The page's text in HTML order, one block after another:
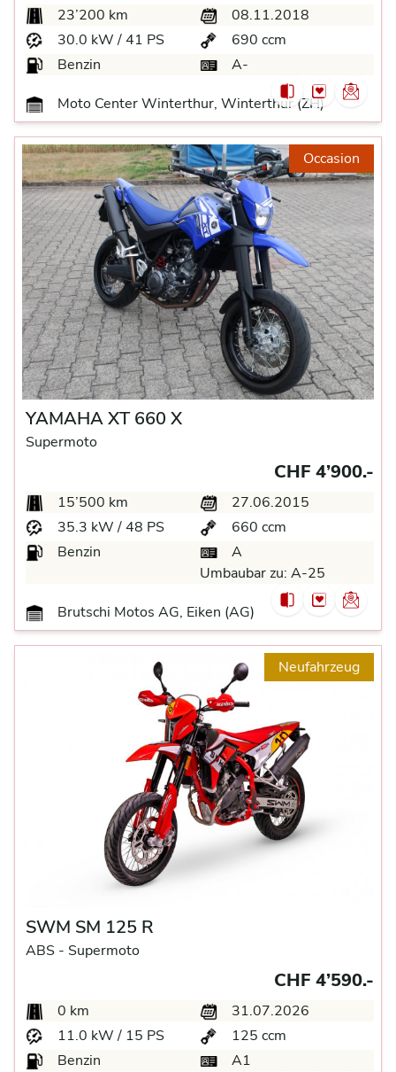
23’200 km
08.11.2018
30.0 kW / 41 PS
690 ccm
Benzin
A-
Moto Center Winterthur, Winterthur (ZH)
Occasion
YAMAHA XT 660 X
Supermoto
CHF 4’900.-
15’500 km
27.06.2015
35.3 kW / 48 PS
660 ccm
Benzin
A
Umbaubar zu: A-25
Brutschi Motos AG, Eiken (AG)
Neufahrzeug
SWM SM 125 R
ABS - Supermoto
CHF 4’590.-
0 km
31.07.2026
11.0 kW / 15 PS
125 ccm
Benzin
A1